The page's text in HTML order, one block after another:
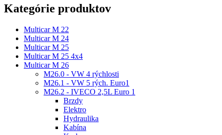
Kategórie produktov
Multicar M 22
Multicar M 24
Multicar M 25
Multicar M 25 4x4
Multicar M 26
M26.0 - VW 4 rýchlosti
M26.1 - VW 5 rých. Euro1
M26.2 - IVECO 2,5L Euro 1
Brzdy
Elektro
Hydraulika
Kabína